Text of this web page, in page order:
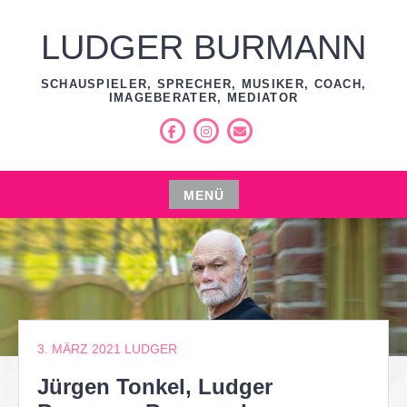
springenLUDGER BURMANN
SCHAUSPIELER, SPRECHER, MUSIKER, COACH,
IMAGEBERATER, MEDIATOR
FacebookInstagram
E-
MENÜ
Zum
Inhalt
springen
3. MÄRZ 2021 LUDGER
Jürgen Tonkel, Ludger